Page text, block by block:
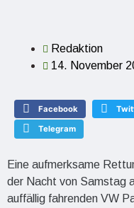
Redaktion
14. November
Facebook
Telegram
Eine aufmerksame
der Nacht von Samstag
auffällig fahrenden VW